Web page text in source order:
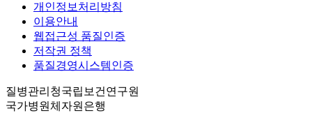
개인정보처리방침
이용안내
웹접근성 품질인증
저작권 정책
품질경영시스템인증
질병관리청국립보건연구원
국가병원체자원은행